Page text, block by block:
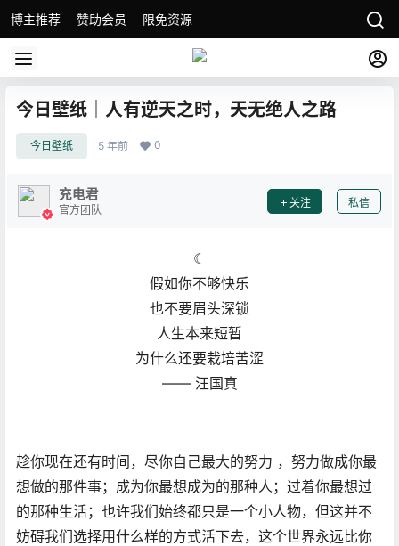
博主推荐 赞助会员 限免资源
今日壁纸｜人有逆天之时，天无绝人之路
今日壁纸 5 年前 0
充电君
官方团队
关注 私信
☾
假如你不够快乐
也不要眉头深锁
人生本来短暂
为什么还要栽培苦涩
—— 汪国真
趁你现在还有时间，尽你自己最大的努力 ，努力做成你最
想做的那件事；成为你最想成为的那种人；过着你最想过
的那种生活；也许我们始终都只是一个小人物，但这并不
妨碍我们选择用什么样的方式活下去，这个世界永远比你